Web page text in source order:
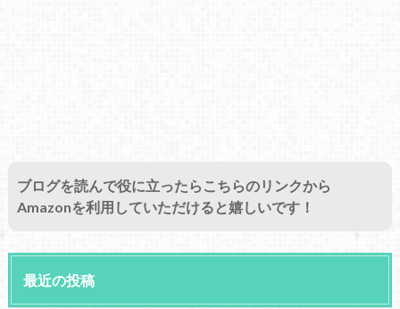
ブログを読んで役に立ったらこちらのリンクから
Amazonを利用していただけると嬉しいです！
最近の投稿